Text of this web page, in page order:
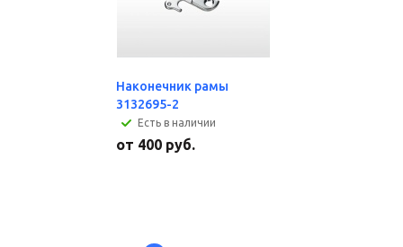
Наконечник рамы
3132695-2
Есть в наличии
от 400 руб.